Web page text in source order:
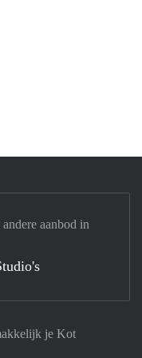
je Kot
aanbod in